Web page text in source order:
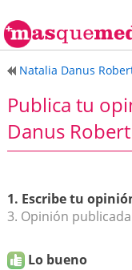
Natalia Danus
Publica tu
Danus
1. Escribe tu
3. Opinión
Lo bueno